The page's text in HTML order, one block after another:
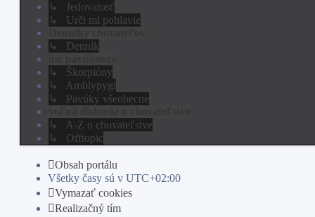
↳ Jedovatosť
↳ Urči mi pohlavie
↳ Denník
↳ Škorpióny
↳ Amblypygi
↳ Pavúky všeobecne
↳ A-Z o chovateľstve
↳ Offtopic
Obsah portálu
Všetky časy sú v UTC+02:00
Vymazať cookies
Realizačný tím